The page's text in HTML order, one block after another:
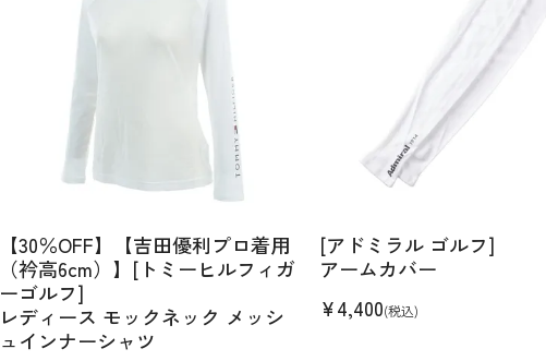
【30％OFF】【吉田優利プロ着用
（衿高6cm）】[トミーヒルフィガ
ーゴルフ]
レディース モックネック メッシ
ュインナーシャツ
[アドミラル ゴルフ]
アームカバー
¥4,400(税込)